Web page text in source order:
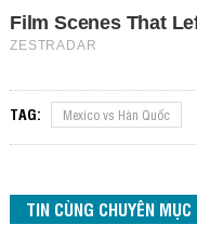
TAG: Mexico vs Hàn Quốc
TIN CÙNG CHUYÊN MỤC